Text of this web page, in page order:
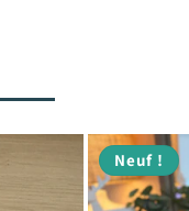
Neuf !